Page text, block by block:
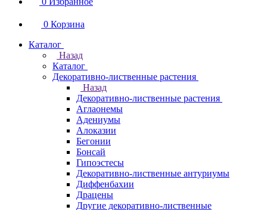
0 Корзина
Каталог
Назад
Каталог
Декоративно-лиственные растения
Назад
Декоративно-лиственные растения
Аглаонемы
Адениумы
Алоказии
Бегонии
Бонсай
Гипоэстесы
Декоративно-лиственные антуриумы
Диффенбахии
Драцены
Другие декоративно-лиственные